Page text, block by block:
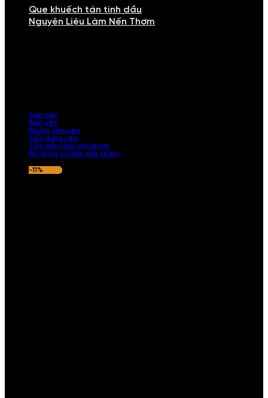
Que khuếch tán tinh dầu
Nguyên Liệu Làm Nến Thơm
Sáp nến
Bấc nến
Khuôn làm nến
Cốc đựng nến
Tinh dầu làm nến thơm
Bộ dụng cụ làm nến thơm
-11%